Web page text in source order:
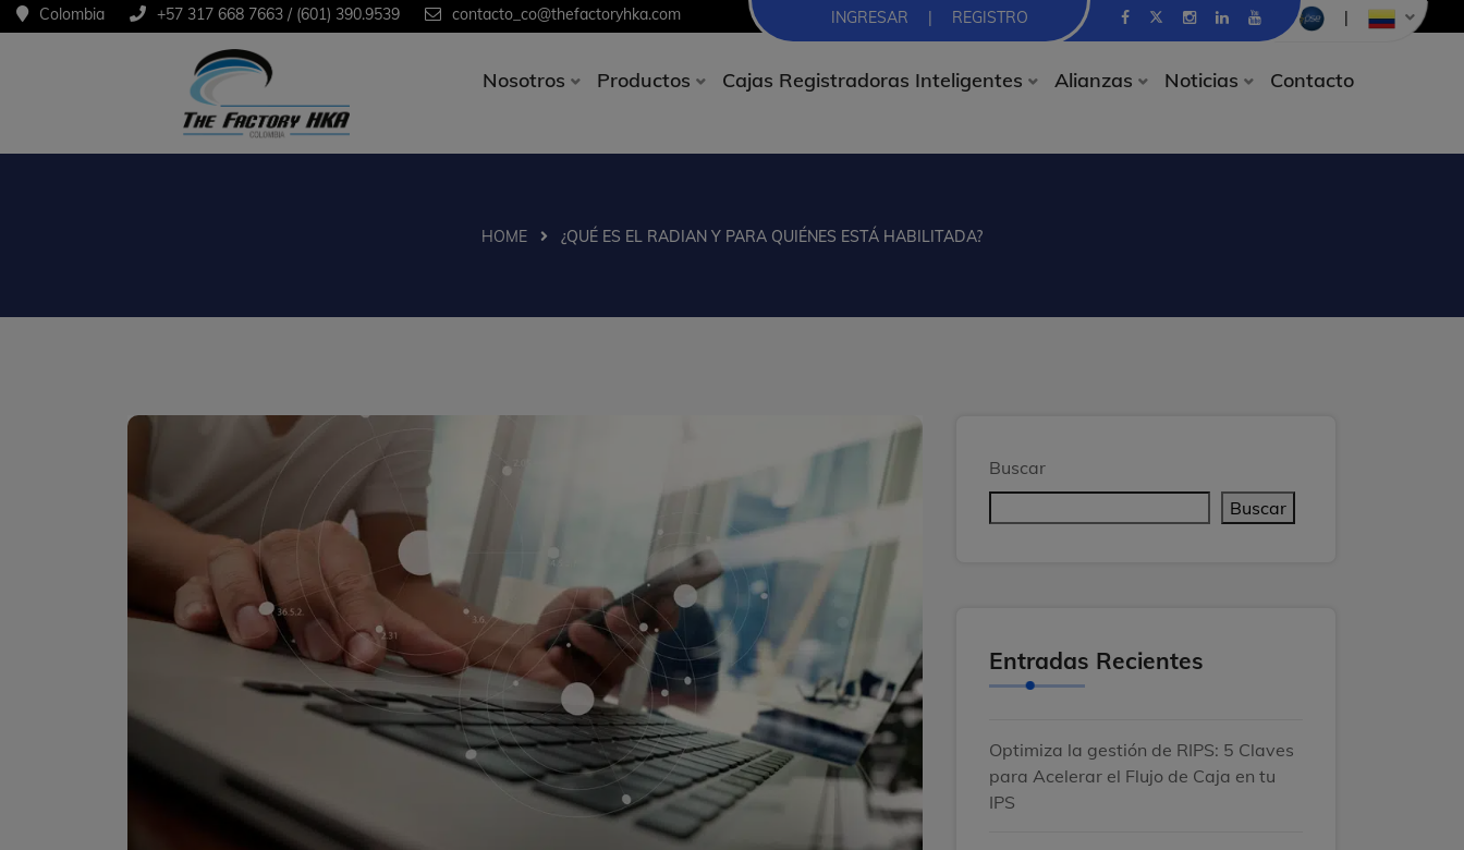
Colombia +57 317 668 7663 / (601) 390.9539 contacto_co@thefactoryhka.com INGRESAR | REGISTRO |
Nosotros Productos Cajas Registradoras Inteligentes Alianzas Noticias Contacto
HOME ¿QUÉ ES EL RADIAN Y PARA QUIÉNES ESTÁ HABILITADA?
Buscar
Buscar
Entradas Recientes
Optimiza la gestión de RIPS: 5 Claves
para Acelerar el Flujo de Caja en tu
IPS